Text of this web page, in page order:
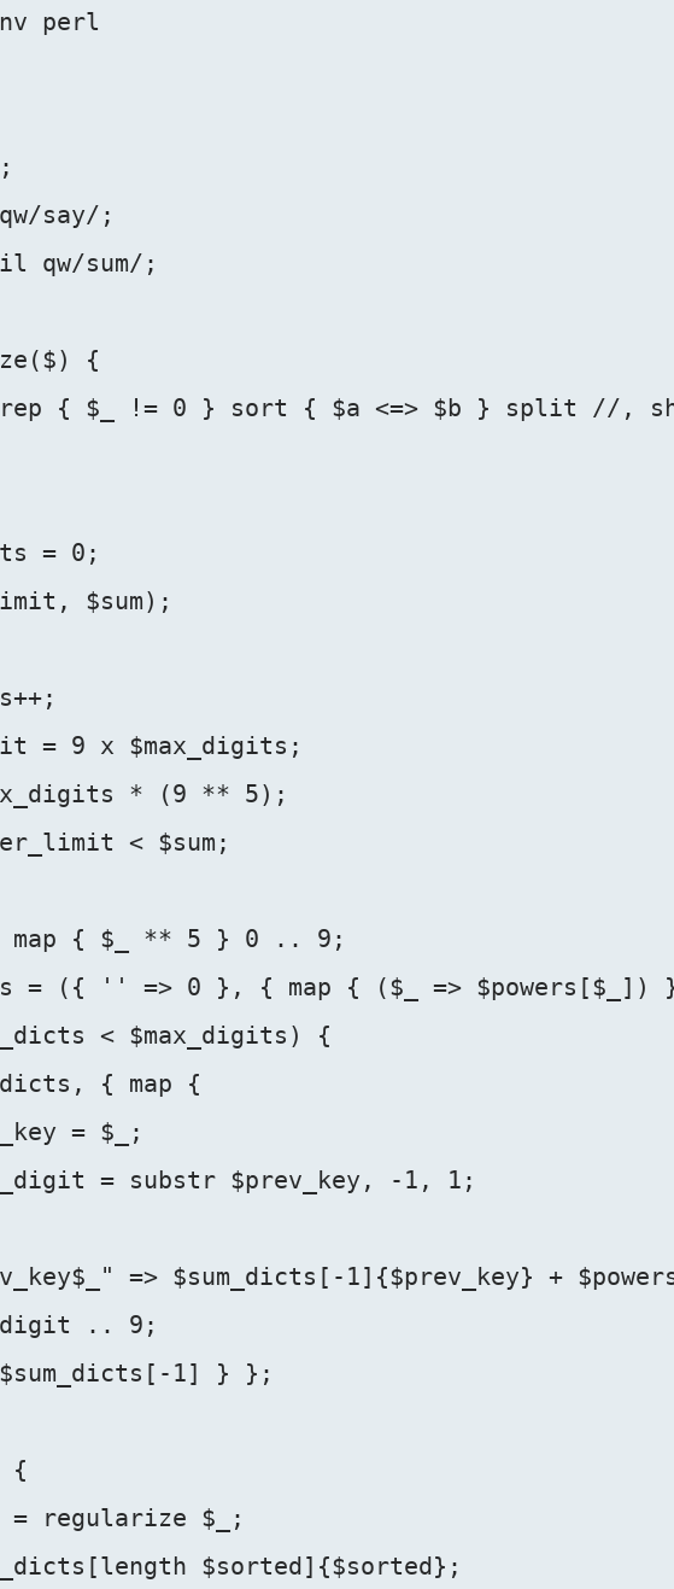
perl
say/;
qw/sum/;
{
{ $_ != 0 } sort { $a <=> $b } split //,
= 0;
$sum);
= 9 x $max_digits;
* (9 ** 5);
< $sum;
= map { $_ ** 5 } 0 .. 9;
= ({ '' => 0 }, { map { ($_ =>
< $max_digits) {
{ map {
= $_;
= substr $prev_key, -1, 1;
=> $sum_dicts[-1]{$prev_key} +
.. 9;
1] } };
{
= regularize $_;
$sorted]{$sorted};